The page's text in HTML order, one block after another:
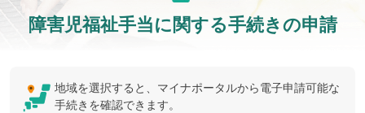
障害児福祉手当に関する手続きの申請
地域を選択すると、マイナポータルから電子申請可能な
手続きを確認できます。